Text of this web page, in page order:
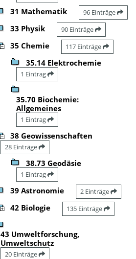
31 Mathematik 96 Einträge
33 Physik 90 Einträge
35 Chemie 117 Einträge
35.14 Elektrochemie
1 Eintrag
35.70 Biochemie:
Allgemeines
1 Eintrag
38 Geowissenschaften
28 Einträge
38.73 Geodäsie
1 Eintrag
39 Astronomie 2 Einträge
42 Biologie 135 Einträge
43 Umweltforschung,
Umweltschutz
20 Einträge